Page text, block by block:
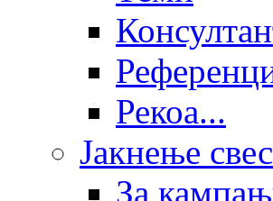
Рекоа...
Јакнење
За